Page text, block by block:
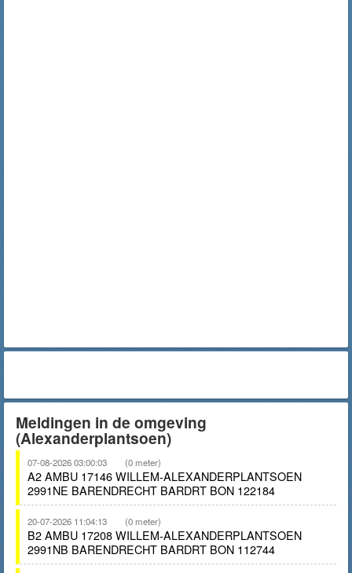
Meldingen in de omgeving
(Alexanderplantsoen)
07-08-2026 03:00:03 (0 meter)
A2 AMBU 17146 WILLEM-ALEXANDERPLANTSOEN
2991NE BARENDRECHT BARDRT BON 122184
20-07-2026 11:04:13 (0 meter)
B2 AMBU 17208 WILLEM-ALEXANDERPLANTSOEN
2991NB BARENDRECHT BARDRT BON 112744